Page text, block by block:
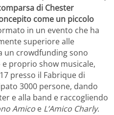
di Chester
come un piccolo
in un evento che ha
superiore alle
un crowdfunding sono
proprio show musicale,
presso il Fabrique di
3000 persone, dando
e alla band e raccogliendo
Amico e L’Amico Charly.